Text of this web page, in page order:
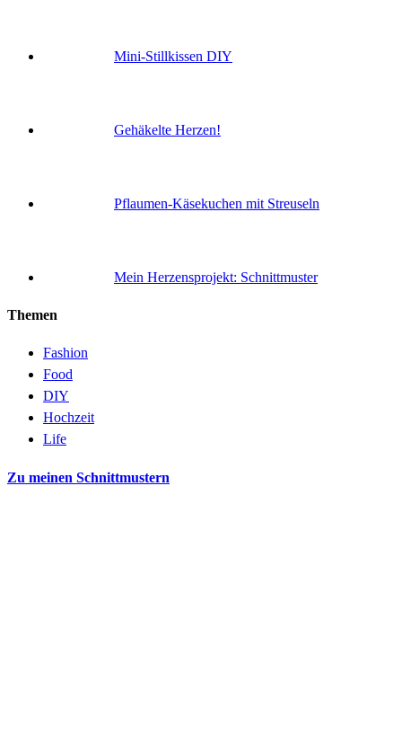
Mini-Stillkissen DIY
Gehäkelte Herzen!
Pflaumen-Käsekuchen mit Streuseln
Mein Herzensprojekt: Schnittmuster
Themen
Fashion
Food
DIY
Hochzeit
Life
Zu meinen Schnittmustern